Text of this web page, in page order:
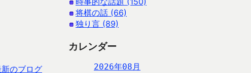
新のブログ
将棋の話 (66)
独り言 (89)
カレンダー
2026年08月